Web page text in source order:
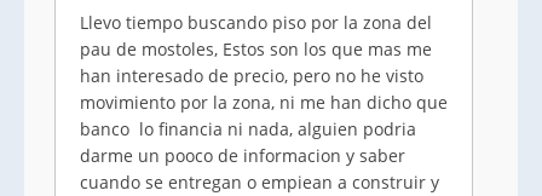
Llevo tiempo buscando piso por la zona del
pau de mostoles, Estos son los que mas me
han interesado de precio, pero no he visto
movimiento por la zona, ni me han dicho que
banco lo financia ni nada, alguien podria
darme un pooco de informacion y saber
cuando se entregan o empiean a construir y